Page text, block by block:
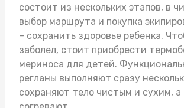
состоит из нескольких этапов, в
выбор маршрута и покупка
– сохранить здоровье ребенка.
заболел, стоит приобрести
мериноса для детей.
регланы выполняют сразу
сохраняют тело чистым и сухим,